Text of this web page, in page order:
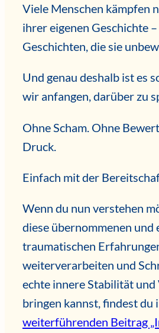
Viele Menschen kämpfen
ihrer eigenen Geschichte
Geschichten, die sie
Und genau deshalb ist es
wir anfangen, darüber zu
Ohne Scham. Ohne
Druck.
Einfach mit der
Wenn du nun verstehen
diese übernommenen und
traumatischen
weiterverarbeiten und
echte innere Stabilität
bringen kannst, findest du
weiterführenden Beitrag